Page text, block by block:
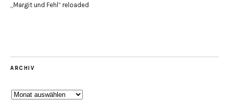
„Margit und Fehl“ reloaded
ARCHIV
Archiv